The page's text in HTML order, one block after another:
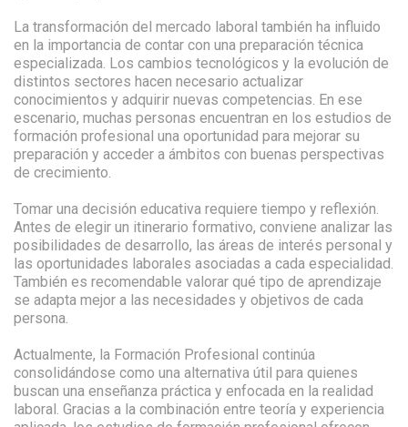
La transformación del mercado laboral también ha influido
en la importancia de contar con una preparación técnica
especializada. Los cambios tecnológicos y la evolución de
distintos sectores hacen necesario actualizar
conocimientos y adquirir nuevas competencias. En ese
escenario, muchas personas encuentran en los estudios de
formación profesional una oportunidad para mejorar su
preparación y acceder a ámbitos con buenas perspectivas
de crecimiento.
Tomar una decisión educativa requiere tiempo y reflexión.
Antes de elegir un itinerario formativo, conviene analizar las
posibilidades de desarrollo, las áreas de interés personal y
las oportunidades laborales asociadas a cada especialidad.
También es recomendable valorar qué tipo de aprendizaje
se adapta mejor a las necesidades y objetivos de cada
persona.
Actualmente, la Formación Profesional continúa
consolidándose como una alternativa útil para quienes
buscan una enseñanza práctica y enfocada en la realidad
laboral. Gracias a la combinación entre teoría y experiencia